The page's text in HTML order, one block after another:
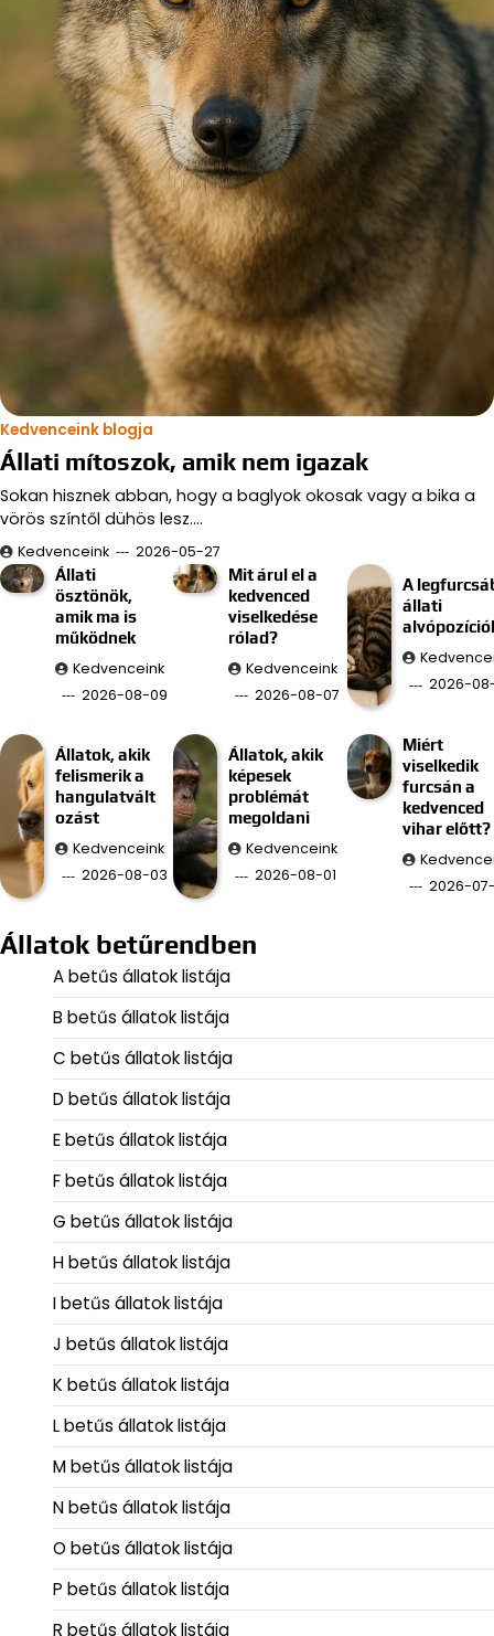
Kedvenceink blogja
Állati mítoszok, amik nem igazak
Sokan hisznek abban, hogy a baglyok okosak vagy a bika a
vörös színtől dühös lesz.…
Kedvenceink
2026-05-27
Állati
ösztönök,
amik ma is
működnek
Kedvenceink
2026-08-09
Mit árul el a
kedvenced
viselkedése
rólad?
Kedvenceink
2026-08-07
A
állati
2026-
Állatok, akik
felismerik a
hangulatvált
ozást
Kedvenceink
2026-08-03
Állatok, akik
képesek
problémát
megoldani
Kedvenceink
2026-08-01
Miért
viselkedik
furcsán a
kedvenced
vihar előtt?
2026-
Állatok betűrendben
A betűs állatok listája
B betűs állatok listája
C betűs állatok listája
D betűs állatok listája
E betűs állatok listája
F betűs állatok listája
G betűs állatok listája
H betűs állatok listája
I betűs állatok listája
J betűs állatok listája
K betűs állatok listája
L betűs állatok listája
M betűs állatok listája
N betűs állatok listája
O betűs állatok listája
P betűs állatok listája
R betűs állatok listája